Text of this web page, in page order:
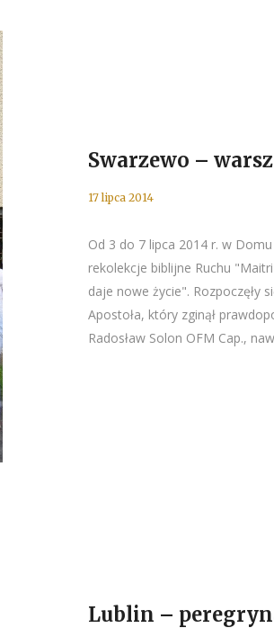
Swarzewo –
17 lipca 2014
Od 3 do 7 lipca 2014 r. w
rekolekcje biblijne Ruchu
daje nowe życie". Rozpoczęły
Apostoła, który zginął
Radosław Solon OFM Cap.,
Lublin –